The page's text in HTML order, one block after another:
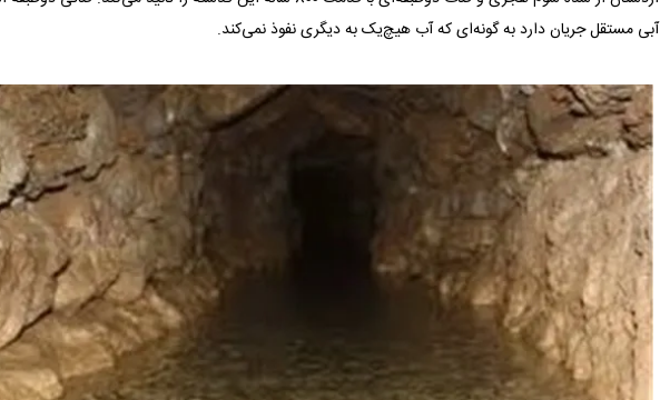
آبی مستقل جریان دارد به گونه‌ای که آب هیچ‌یک به دیگری نفوذ نمی‌کند.